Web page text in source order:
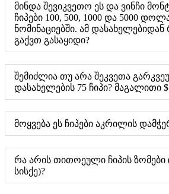
მინდა შევიკვეთო ეს და ვინჩი
ჩიპები 100, 500, 1000 და 5000
ნომინაციებში. ამ
გაქვთ გასაყიდი?
შემიძლია თუ არა შეკვეთა
დასახელების 75 ჩიპი? მაგალითი
მოყვება ეს ჩიპები აკრილის
რა არის თითოეული ჩიპის ზომები
სისქე)?